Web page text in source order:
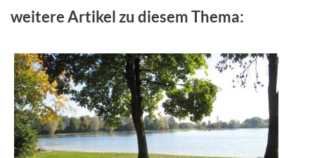
weitere Artikel zu diesem Thema: